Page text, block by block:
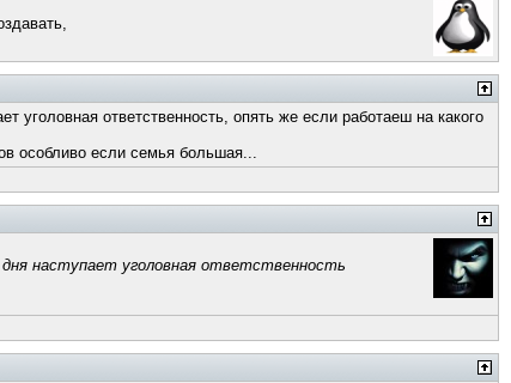
уголовная ответственность, опять же если работаеш на какого
особливо если семья большая...
наступает уголовная ответственность